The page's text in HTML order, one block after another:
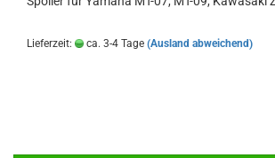
Lieferzeit: ca. 3-4 Tage (Ausland abweichend)